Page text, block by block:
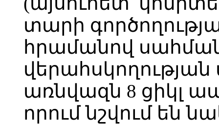
տարի
հրամանով
առնվազն 8 ցիկլ
որում նշվում են